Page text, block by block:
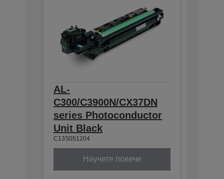
AL-
C300/C3900N/CX37DN
series Photoconductor
Unit Black
C13S051204
Научете повече